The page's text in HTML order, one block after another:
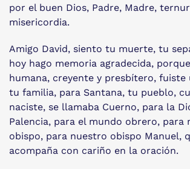
por el buen Dios, Padre, Madre,
misericordia.
Amigo David, siento tu muerte, tu
hoy hago memoria agradecida,
humana, creyente y presbítero, fuiste
tu familia, para Santana, tu pueblo,
naciste, se llamaba Cuerno, para la
Palencia, para el mundo obrero, para
obispo, para nuestro obispo Manuel,
acompaña con cariño en la oración.